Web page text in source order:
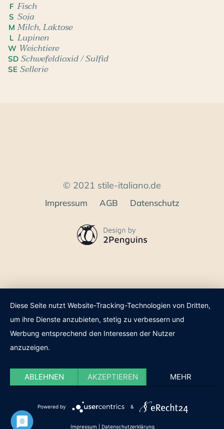
F Fisch
S Soja
M Milch, Laktose
L Lupinen
W Weichtiere
SD Schwefeldioxid / Sulfid
SE Sellerie
© 2021 stile-italiano.de
Impressum AGB Datenschutz
Diese Seite nutzt Website-Tracking-Technologien von Dritten,
um ihre Dienste anzubieten, stetig zu verbessern und
Werbung entsprechend den Interessen der Nutzer
anzuzeigen.
ABLEHNEN AKZEPTIEREN MEHR
Powered by &
Impressum Datenschutzerklärung